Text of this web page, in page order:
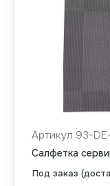
Под заказ
Артикул 93-
Салфетка